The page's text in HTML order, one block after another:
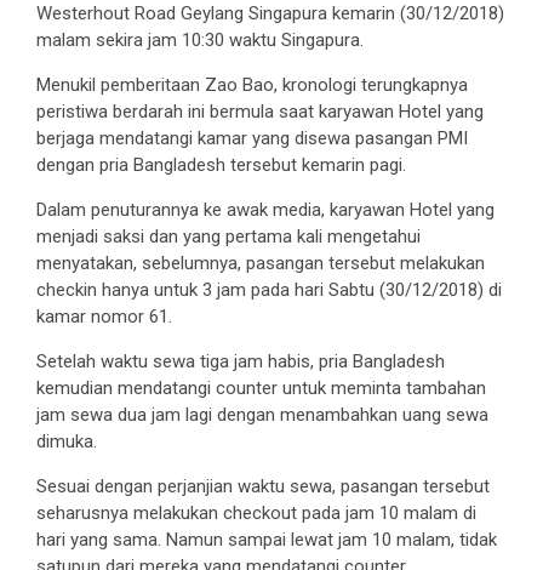
Westerhout Road Geylang Singapura kemarin (30/12/2018)
malam sekira jam 10:30 waktu Singapura.
Menukil pemberitaan Zao Bao, kronologi terungkapnya
peristiwa berdarah ini bermula saat karyawan Hotel yang
berjaga mendatangi kamar yang disewa pasangan PMI
dengan pria Bangladesh tersebut kemarin pagi.
Dalam penuturannya ke awak media, karyawan Hotel yang
menjadi saksi dan yang pertama kali mengetahui
menyatakan, sebelumnya, pasangan tersebut melakukan
checkin hanya untuk 3 jam pada hari Sabtu (30/12/2018) di
kamar nomor 61.
Setelah waktu sewa tiga jam habis, pria Bangladesh
kemudian mendatangi counter untuk meminta tambahan
jam sewa dua jam lagi dengan menambahkan uang sewa
dimuka.
Sesuai dengan perjanjian waktu sewa, pasangan tersebut
seharusnya melakukan checkout pada jam 10 malam di
hari yang sama. Namun sampai lewat jam 10 malam, tidak